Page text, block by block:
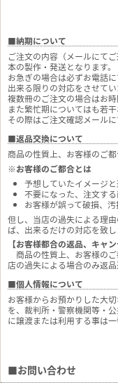
■納期について
ご注文の内容（メールにて
本の製作・発送となります。
お急ぎの場合は必ずお電話に
出来る限りの対応をさせてい
複数冊のご注文の場合はお時
また繁忙期についてはも若
その際はご注文確認メールに
■返品交換について
商品の性質上、お客様のご
※お客様のご都合とは
予想していたイメージ
不要になった、注文す
お客様が誤って破損、
但し、当店の過失による理
ば、出来るだけの対応を致し
【お客様都合の返品、キャン
商品の性質上、お客様の
店の過失による場合のみ返
■個人情報について
お客様からお預かりした大
を、裁判所・警察機関等・
に譲渡または利用する事は一
■お問い合わせ